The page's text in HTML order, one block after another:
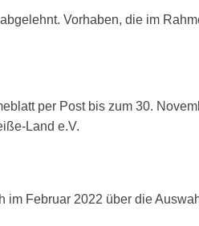
Vorhaben, die im
per Post bis zum 30.
Land e.V.
Februar 2022 über die